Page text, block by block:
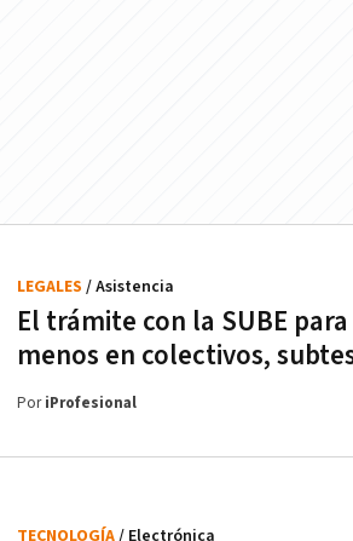
El trámite con la SUBE
menos en colectivos,
LEGALES / Asistencia
PoriProfesional
TECNOLOGÍA/ Electrónica